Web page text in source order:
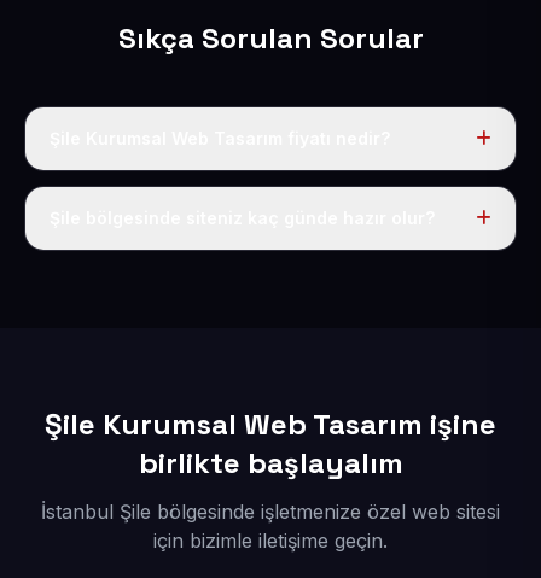
Sıkça Sorulan Sorular
Tek fiyat uygulanır: yıllık 50 USD + KDV. Bu bedele alan
Şile Kurumsal Web Tasarım işine
birlikte başlayalım
İstanbul Şile bölgesinde işletmenize özel web sitesi
için bizimle iletişime geçin.